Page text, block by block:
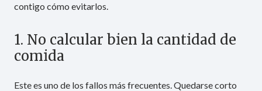
contigo cómo evitarlos.
1. No calcular bien la cantidad de
comida
Este es uno de los fallos más frecuentes. Quedarse corto